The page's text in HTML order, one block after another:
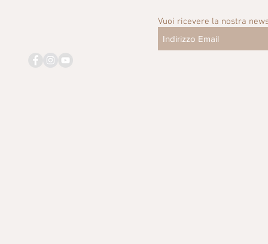
Vuoi ricevere la nostra